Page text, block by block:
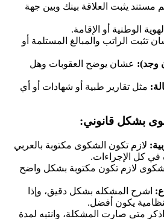
مستند يثبت العلاقة بينك وبين جهة
الوطنية أو الإقامة.
تثبت الراتب والمبالغ المستلمة أو
وجد):عشان يوضح العقوبات وهل
مثل تقارير طبية أو شهادات أو أي
بشكل قانوني:
لازم تكون الشكوى مكتوبة بالعربي
في كل الإجراءات.
لازم تكون مكتوبة بشكل واضح
اشرح المشكله بشكل دقيق، وإذا
يكون أفضل.
متى صارت المشكلة، وانتبه لمدة